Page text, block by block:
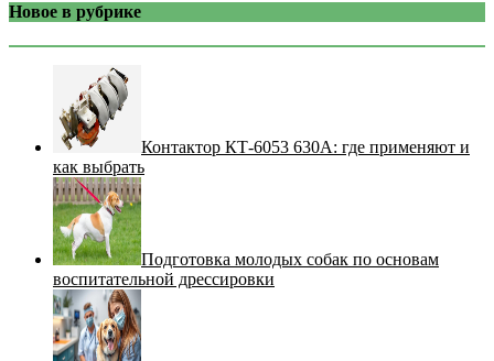
Новое в рубрике
Контактор КТ-6053 630А: где применяют и
как выбрать
Подготовка молодых собак по основам
воспитательной дрессировки